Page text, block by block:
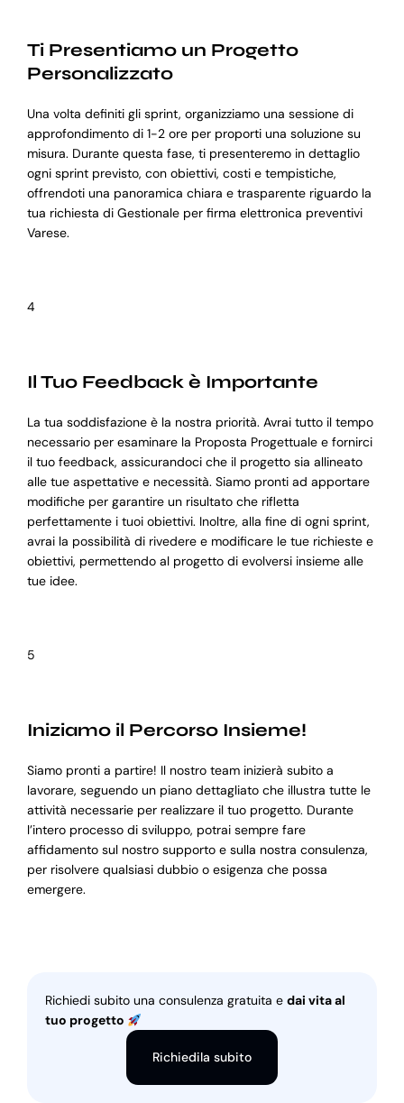
Ti Presentiamo un Progetto
Personalizzato
Una volta definiti gli sprint, organizziamo una sessione di
approfondimento di 1-2 ore per proporti una soluzione su
misura. Durante questa fase, ti presenteremo in dettaglio
ogni sprint previsto, con obiettivi, costi e tempistiche,
offrendoti una panoramica chiara e trasparente riguardo la
tua richiesta di Gestionale per firma elettronica preventivi
Varese.
4
Il Tuo Feedback è Importante
La tua soddisfazione è la nostra priorità. Avrai tutto il tempo
necessario per esaminare la Proposta Progettuale e fornirci
il tuo feedback, assicurandoci che il progetto sia allineato
alle tue aspettative e necessità. Siamo pronti ad apportare
modifiche per garantire un risultato che rifletta
perfettamente i tuoi obiettivi. Inoltre, alla fine di ogni sprint,
avrai la possibilità di rivedere e modificare le tue richieste e
obiettivi, permettendo al progetto di evolversi insieme alle
tue idee.
5
Iniziamo il Percorso Insieme!
Siamo pronti a partire! Il nostro team inizierà subito a
lavorare, seguendo un piano dettagliato che illustra tutte le
attività necessarie per realizzare il tuo progetto. Durante
l’intero processo di sviluppo, potrai sempre fare
affidamento sul nostro supporto e sulla nostra consulenza,
per risolvere qualsiasi dubbio o esigenza che possa
emergere.
Richiedi subito una consulenza gratuita e dai vita al
tuo progetto
Richiedila subito